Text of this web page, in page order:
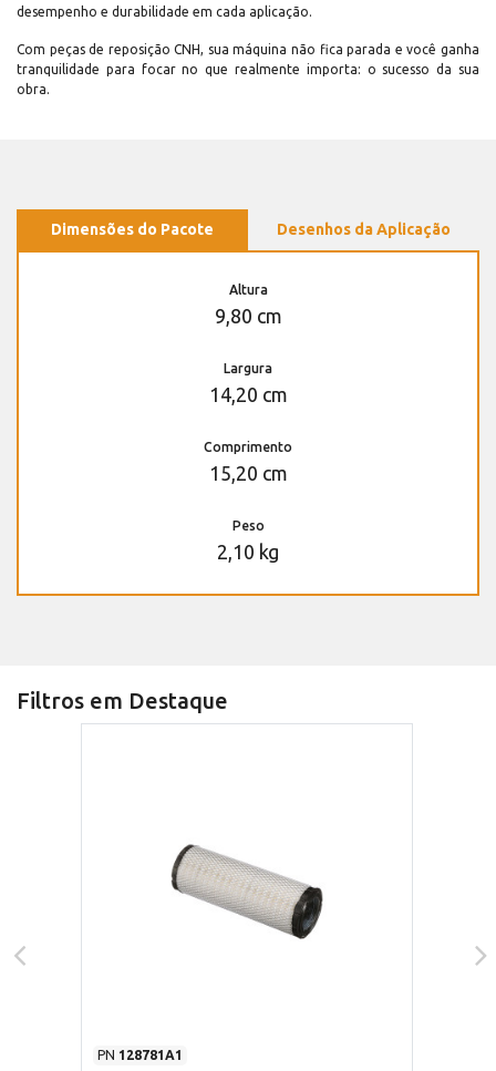
desempenho e durabilidade em cada aplicação.
Com peças de reposição CNH, sua máquina não fica parada e você ganha
tranquilidade para focar no que realmente importa: o sucesso da sua
obra.
Dimensões do Pacote Desenhos da Aplicação
Altura
9,80 cm
Largura
14,20 cm
Comprimento
15,20 cm
Peso
2,10 kg
Filtros em Destaque
PN 128781A1